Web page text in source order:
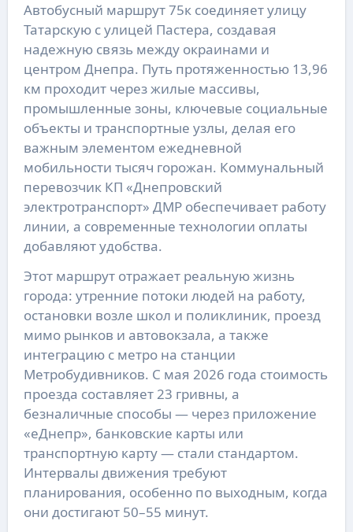
Автобусный маршрут 75к соединяет улицу
Татарскую с улицей Пастера, создавая
надежную связь между окраинами и
центром Днепра. Путь протяженностью 13,96
км проходит через жилые массивы,
промышленные зоны, ключевые социальные
объекты и транспортные узлы, делая его
важным элементом ежедневной
мобильности тысяч горожан. Коммунальный
перевозчик КП «Днепровский
электротранспорт» ДМР обеспечивает работу
линии, а современные технологии оплаты
добавляют удобства.
Этот маршрут отражает реальную жизнь
города: утренние потоки людей на работу,
остановки возле школ и поликлиник, проезд
мимо рынков и автовокзала, а также
интеграцию с метро на станции
Метробудивников. С мая 2026 года стоимость
проезда составляет 23 гривны, а
безналичные способы — через приложение
«еДнепр», банковские карты или
транспортную карту — стали стандартом.
Интервалы движения требуют
планирования, особенно по выходным, когда
они достигают 50–55 минут.